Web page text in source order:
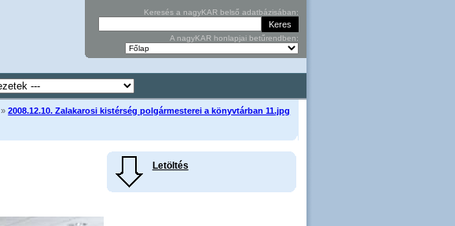
Keresés a nagyKAR belső adatbázisában:
A nagyKAR honlapjai betűrendben:
»2008.12.10. Zalakarosi kistérség polgármesterei a könyvtárban 11.jpg
Letöltés